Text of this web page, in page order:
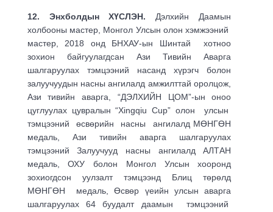
12. Энхболдын ХҮСЛЭН.Дэлхийн Даамын
холбооны мастер, Монгол Улсын олон хэмжээний
мастер, 2018 онд БНХАУ-ын Шинтай хотноо
зохион байгуулагдсан Ази Тивийн Аварга
шалгаруулах тэмцээний насанд хүрэгч болон
залуучуудын насны ангилалд амжилттай оролцож,
Ази тивийн аварга, “ДЭЛХИЙН ЦОМ”-ын оноо
цуглуулах цувралын “Xingqiu Cup” олон улсын
тэмцээний өсвөрийн насны ангилалд МӨНГӨН
медаль, Ази тивийн аварга шалгаруулах
тэмцээний Залуучууд насны ангилалд АЛТАН
медаль, ОХУ болон Монгол Улсын хооронд
зохиогдсон уулзалт тэмцээнд Блиц төрөлд
МӨНГӨН медаль, Өсвөр үеийн улсын аварга
шалгаруулах 64 буудалт даамын тэмцээний